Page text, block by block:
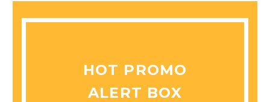
HOT PROMO
ALERT BOX